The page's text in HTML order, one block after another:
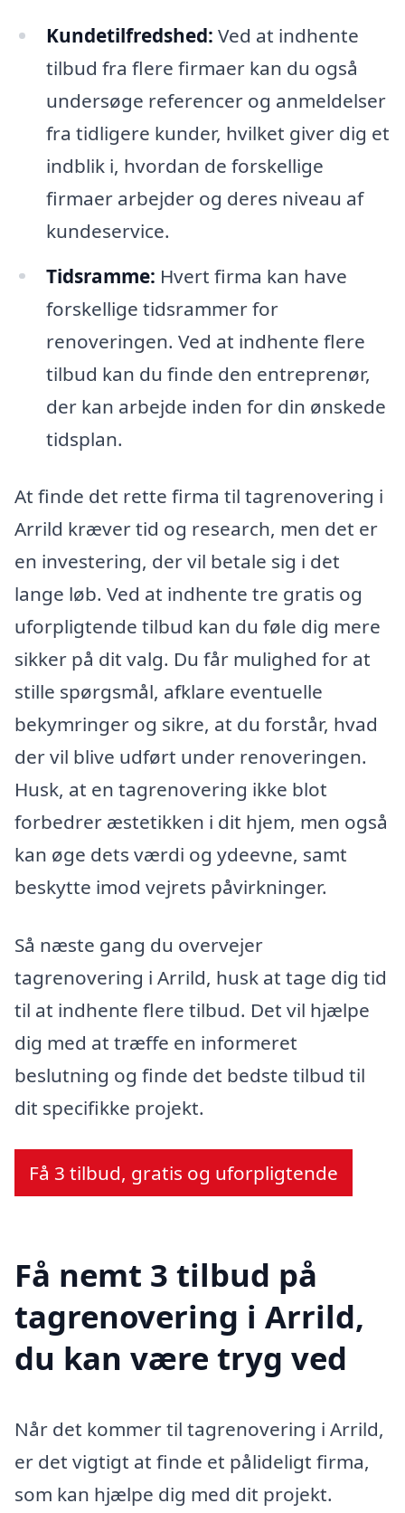
Kundetilfredshed: Ved at indhente
tilbud fra flere firmaer kan du også
undersøge referencer og anmeldelser
fra tidligere kunder, hvilket giver dig et
indblik i, hvordan de forskellige
firmaer arbejder og deres niveau af
kundeservice.
Tidsramme: Hvert firma kan have
forskellige tidsrammer for
renoveringen. Ved at indhente flere
tilbud kan du finde den entreprenør,
der kan arbejde inden for din ønskede
tidsplan.
At finde det rette firma til tagrenovering i
Arrild kræver tid og research, men det er
en investering, der vil betale sig i det
lange løb. Ved at indhente tre gratis og
uforpligtende tilbud kan du føle dig mere
sikker på dit valg. Du får mulighed for at
stille spørgsmål, afklare eventuelle
bekymringer og sikre, at du forstår, hvad
der vil blive udført under renoveringen.
Husk, at en tagrenovering ikke blot
forbedrer æstetikken i dit hjem, men også
kan øge dets værdi og ydeevne, samt
beskytte imod vejrets påvirkninger.
Så næste gang du overvejer
tagrenovering i Arrild, husk at tage dig tid
til at indhente flere tilbud. Det vil hjælpe
dig med at træffe en informeret
beslutning og finde det bedste tilbud til
dit specifikke projekt.
Få 3 tilbud, gratis og uforpligtende
Få nemt 3 tilbud på
tagrenovering i Arrild,
du kan være tryg ved
Når det kommer til tagrenovering i Arrild,
er det vigtigt at finde et pålideligt firma,
som kan hjælpe dig med dit projekt.